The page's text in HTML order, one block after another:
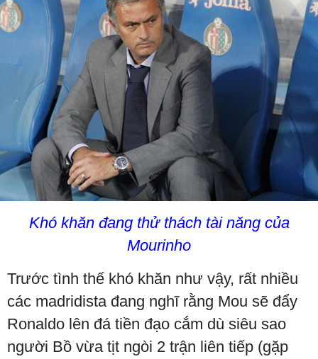
Khó khăn đang thử thách tài năng của
Mourinho
Trước tình thế khó khăn như vậy, rất nhiều
các madridista đang nghĩ rằng Mou sẽ đẩy
Ronaldo lên đá tiền đạo cắm dù siêu sao
người Bồ vừa tịt ngòi 2 trận liên tiếp (gặp